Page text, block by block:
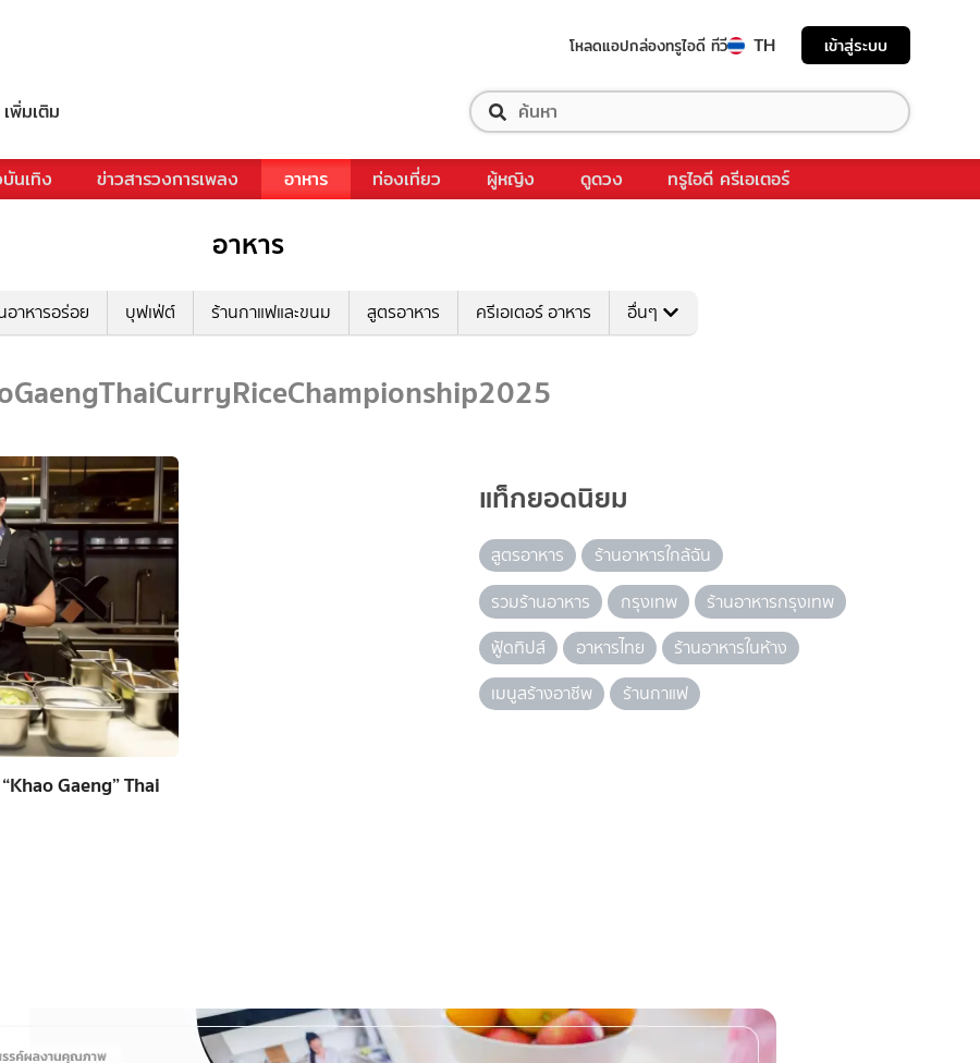
โหลดแอปกล่องทรูไอดี ทีวี TH เข้าสู่ระบบ
เพิ่มเติม
นเทิง ข่าวสารวงการเพลง อาหาร ท่องเที่ยว ผู้หญิง ดูดวง ทรูไอดี ครีเอเตอร์
อาหาร
อาหารอร่อย บุฟเฟ่ต์ ร้านกาแฟและขนม สูตรอาหาร ครีเอเตอร์ อาหาร อื่นๆ
Gaeng” Thai
แท็กยอดนิยม
สูตรอาหาร
ร้านอาหารใกล้ฉัน
รวมร้านอาหาร
กรุงเทพ
ร้านอาหารกรุงเทพ
ฟู้ดทิปส์
อาหารไทย
ร้านอาหารในห้าง
เมนูสร้างอาชีพ
ร้านกาแฟ